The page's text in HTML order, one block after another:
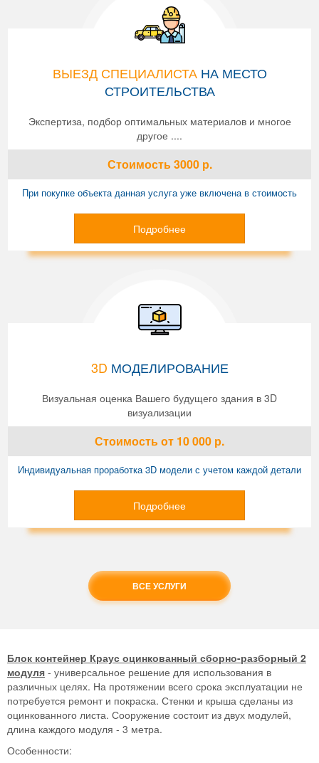
ВЫЕЗД СПЕЦИАЛИСТАНА МЕСТО
СТРОИТЕЛЬСТВА
Экспертиза, подбор оптимальных материалов и многое
другое ....
Стоимость3000р.
При покупке объекта данная услуга уже включена в стоимость
Подробнее
3D МОДЕЛИРОВАНИЕ
Визуальная оценка Вашего будущего здания в 3D
визуализации
Стоимостьот 10 000 р.
Индивидуальная проработка 3D модели с учетом каждой детали
Подробнее
ВСЕ УСЛУГИ
Блок контейнер Краус оцинкованный сборно-разборный 2
модуля - универсальное решение для использования в
различных целях. На протяжении всего срока эксплуатации не
потребуется ремонт и покраска. Стенки и крыша сделаны из
оцинкованного листа. Сооружение состоит из двух модулей,
длина каждого модуля - 3 метра.
Особенности: